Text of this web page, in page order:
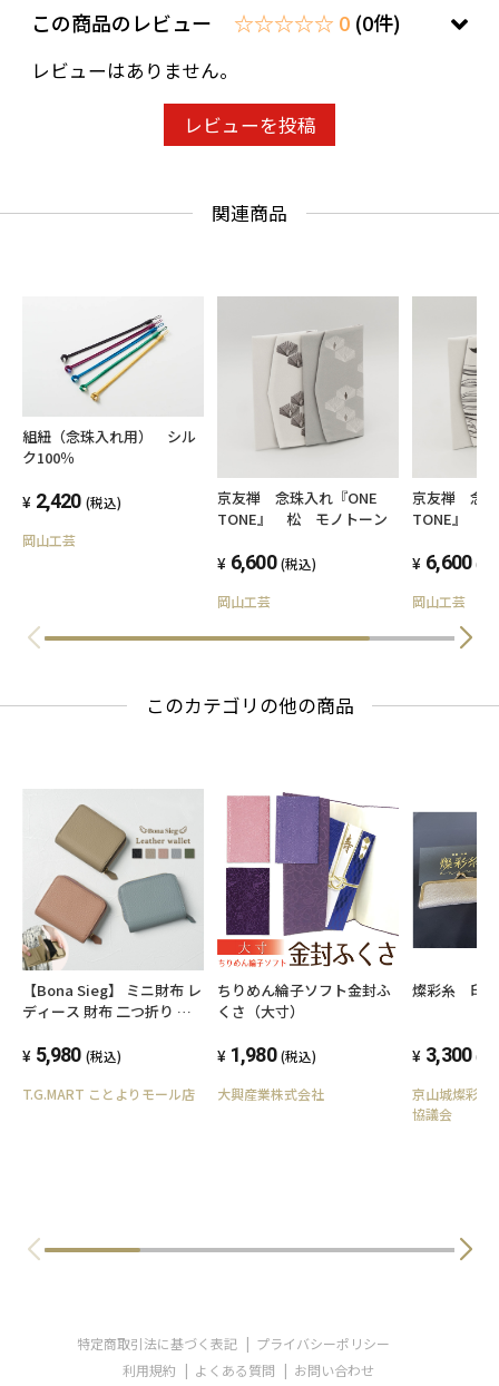
※組紐をご購入希望の方は下部リンクより購入
☆色：白基調・グレー基調 からお選びくだ
☆柄：9柄からお好きな柄をお選びください。
動物 ［鹿］［ふくろう］［こうもり］
花 ［椿］［松］［菊］
幾何学 ［氷割］［紗綾型］［格子］
■商品概要
サイズ：幅100mm×奥行185mm×高さ
製造国：日本
■ラッピングについて
ラッピングは承っておりませんが、
専用の化粧箱にお入れしてお送りいたします。
（写真9・11枚目参照）
■ご購入に際しての注意点
・手描友禅のため、水ぬれにご注意ください。
濡れた場合はこすったりせずに水分をふき取
り
その間にご注文を頂いた場合は、営業を再開
この商品のレビュー ☆☆☆☆☆ 0 (0件)
レビューはありません。
レビューを投稿
関連商品
組紐（念珠入れ用） シル
ク100％
2,420 (税込)
岡山工芸
京友禅 念珠入れ『ONE
TONE』 松 モノトーン
6,600 (税込)
岡山工芸
京友禅 念珠
TONE』
6,600 (税
岡山工芸
このカテゴリの他の商品
【Bona Sieg】 ミニ財布 レ
ディース 財布 二つ折り ブ
ンパクト 大きく開く BOX型
多い カードケース じゃばら
5,980 (税込)
T.G.MART ことよりモール店
ちりめん綸子ソフト金封ふ
くさ（大寸）
1,980 (税込)
大興産業株式会社
燦彩糸 印
3,300 (税
京山城燦彩糸
協議会
特定商取引法に基づく表記
プライバシーポリシー
利用規約
よくある質問 お問い合わせ